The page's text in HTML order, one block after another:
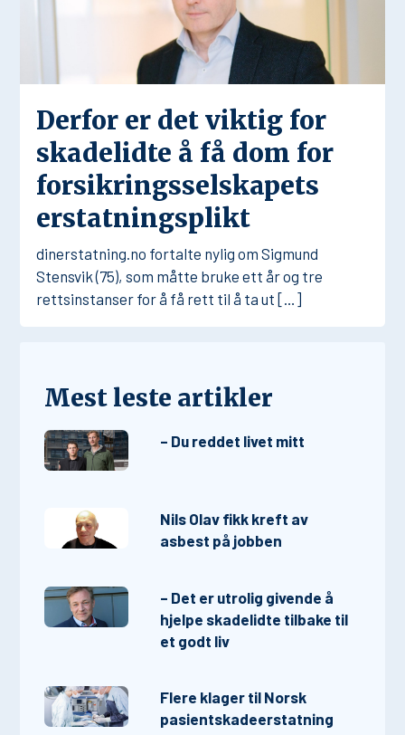
Derfor er det viktig for
skadelidte å få dom for
forsikringsselskapets
erstatningsplikt
dinerstatning.no fortalte nylig om Sigmund
Stensvik (75), som måtte bruke ett år og tre
rettsinstanser for å få rett til å ta ut […]
Mest leste artikler
– Du reddet livet mitt
Nils Olav fikk kreft av
asbest på jobben
– Det er utrolig givende å
hjelpe skadelidte tilbake til
et godt liv
Flere klager til Norsk
pasientskadeerstatning